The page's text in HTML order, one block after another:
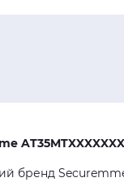
бренд